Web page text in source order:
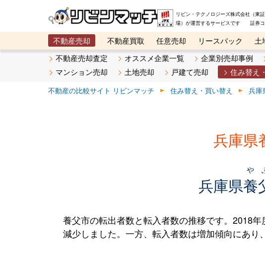
リビン・テクノロジーズ株式会社（東
場）が運営するサービスです 証券コ
不動産売却 不動産買取 任意売却 リースバック 土
メタ住宅展示場
ベスト不動産カンパニー オンライン講座
不動産売却査定 オススメ企業一覧 企業別売却事例
マンション売却
土地売却 戸建て売却 住み替え
不動産の比較サイト リビンマッチ 住み替え・買い替え 兵庫
兵庫県
兵庫県養
や
養父市の転出者数と転入者数の推移です。2018
減少しました。一方、転入者数は増加傾向にあり